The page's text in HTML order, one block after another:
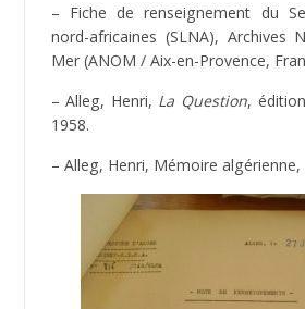
– Fiche de renseignement du
nord-africaines (SLNA), Archives
Mer (ANOM / Aix-en-Provence,
– Alleg, Henri, La Question,
1958.
– Alleg, Henri, Mémoire algérienne,